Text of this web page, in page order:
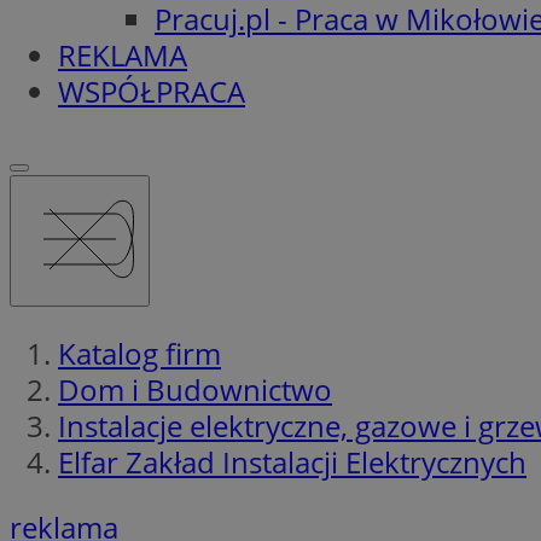
Pracuj.pl - Praca w
REKLAMA
WSPÓŁPRACA
Katalog firm
Dom i Budownictwo
Instalacje elektryczne, gazowe i
Elfar Zakład Instalacji Elektrycznych
reklama